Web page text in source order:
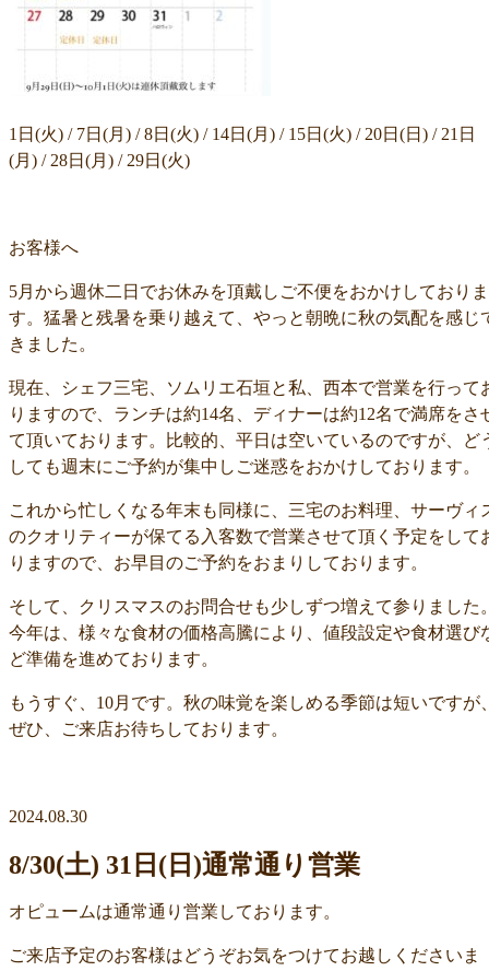
1日(火) / 7日(月) / 8日(火) / 14日(月) / 15日(火) / 20日(日) / 21日
(月) / 28日(月) / 29日(火)
お客様へ
5月から週休二日でお休みを頂戴しご不便をおかけしておりま
す。猛暑と残暑を乗り越えて、やっと朝晩に秋の気配を感じ
きました。
現在、シェフ三宅、ソムリエ石垣と私、西本で営業を行って
りますので、ランチは約14名、ディナーは約12名で満席をさ
て頂いております。比較的、平日は空いているのですが、ど
しても週末にご予約が集中しご迷惑をおかけしております。
これから忙しくなる年末も同様に、三宅のお料理、サーヴィ
のクオリティーが保てる入客数で営業させて頂く予定をして
りますので、お早目のご予約をおまりしております。
そして、クリスマスのお問合せも少しずつ増えて参りました
今年は、様々な食材の価格高騰により、値段設定や食材選び
ど準備を進めております。
もうすぐ、10月です。秋の味覚を楽しめる季節は短いですが
ぜひ、ご来店お待ちしております。
2024.08.30
8/30(土) 31日(日)通常通り営業
オピュームは通常通り営業しております。
ご来店予定のお客様はどうぞお気をつけてお越しくださいま